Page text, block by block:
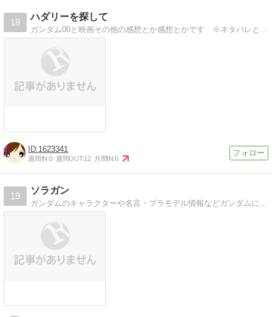
18
ハダリーを探して
ガンダム00と映画その他の感想とか感想とかです ※ネタバレとか気にしないので注意してください
1623341
週間IN:0 週間OUT:12 月間IN:6
19
ソラガン
ガンダムのキャラクターや名言・プラモデル情報などガンダムについて徹底的に紹介していきます！ ネタバレや小ネタまで幅広く、ガンダムについては全てこのブログで揃うように情報提供していくのでお楽しみに！